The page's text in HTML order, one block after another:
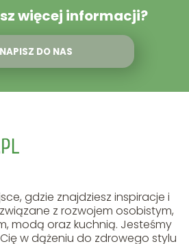
więcej informacji?
NAPISZ DO NAS
gdzie znajdziesz inspiracje i
z rozwojem osobistym,
modą oraz kuchnią. Jesteśmy
w dążeniu do zdrowego stylu